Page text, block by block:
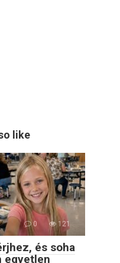
like
0 121
és soha
egyetlen